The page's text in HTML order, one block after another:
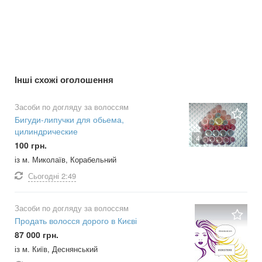
Інші схожі оголошення
4
Засоби по догляду за волоссям
Бигуди-липучки для обьема,
цилиндрические
100 грн.
із м. Миколаїв, Корабельний
Сьогодні 2:49
Засоби по догляду за волоссям
Продать волосся дорого в Києві
87 000 грн.
із м. Київ, Деснянський